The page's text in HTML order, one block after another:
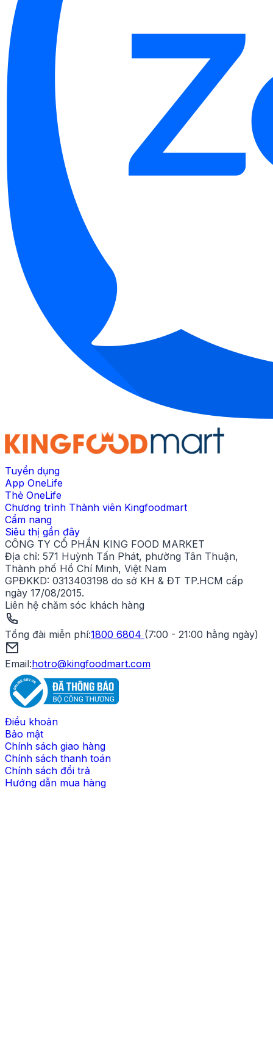
Tuyển dụng
App OneLife
Thẻ OneLife
Chương trình Thành viên Kingfoodmart
Cẩm nang
Siêu thị gần đây
CÔNG TY CỔ PHẦN KING FOOD MARKET
Địa chỉ: 571 Huỳnh Tấn Phát, phường Tân Thuận,
Thành phố Hồ Chí Minh, Việt Nam
GPĐKKD: 0313403198 do sở KH & ĐT TP.HCM cấp
ngày 17/08/2015.
Liên hệ chăm sóc khách hàng
Tổng đài miễn phí:1800 6804 (7:00 - 21:00 hằng ngày)
Email:hotro@kingfoodmart.com
Điều khoản
Bảo mật
Chính sách giao hàng
Chính sách thanh toán
Chính sách đổi trả
Hướng dẫn mua hàng